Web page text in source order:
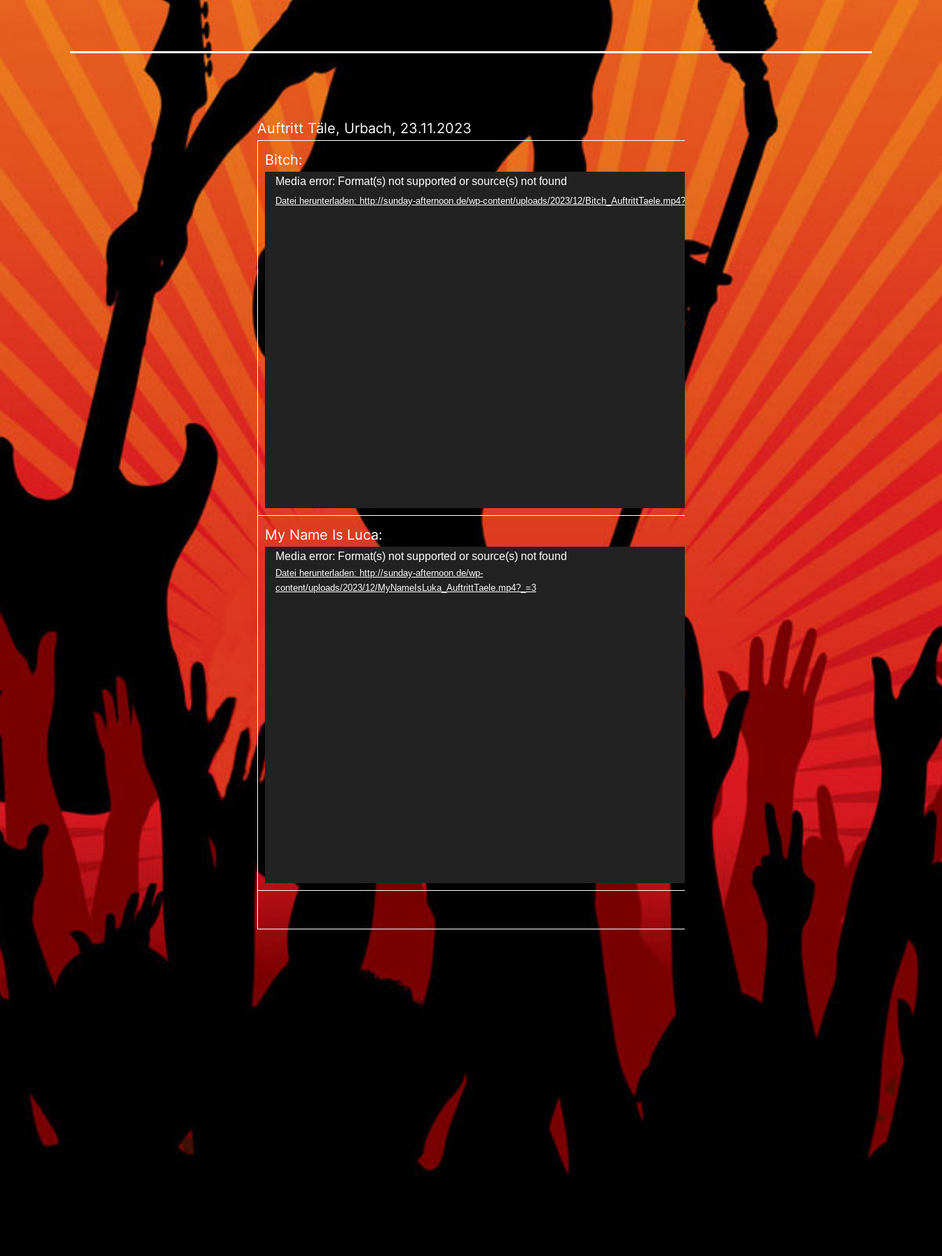
Auftritt Täle, Urbach, 23.11.2023
Bitch:
Video-
Player
Media error: Format(s) not supported or source(s) not found
Datei herunterladen: http://sunday-afternoon.de/wp-content/uploads/2023/12/Bitch_AuftrittTaele.mp4?_=1
Come Together:
Video-
Player
Media error: Format(s) not supported or
Datei herunterladen: http://sunday-afternoon.de/
content/uploads/2023/12/
My Name Is Luca:
Video-
Player
Media error: Format(s) not supported or source(s) not found
Datei herunterladen: http://sunday-afternoon.de/wp-
content/uploads/2023/12/MyNameIsLuka_AuftrittTaele.mp4?_=3
Hit The Road Jack:
Video-
Player
Media error: Format(s) not supported or
Datei herunterladen: http://sunday-afternoon.de/
content/uploads/2023/12/